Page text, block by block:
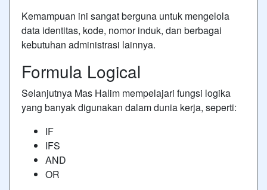
Kemampuan ini sangat berguna untuk mengelola
data identitas, kode, nomor induk, dan berbagai
kebutuhan administrasi lainnya.
Formula Logical
Selanjutnya Mas Halim mempelajari fungsi logika
yang banyak digunakan dalam dunia kerja, seperti:
IF
IFS
AND
OR